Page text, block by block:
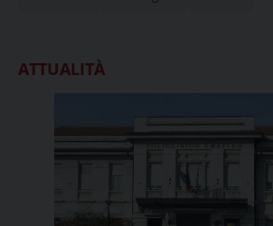
ATTUALITÀ